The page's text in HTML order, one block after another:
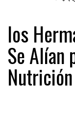
los
Se Alían